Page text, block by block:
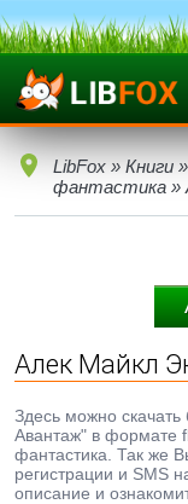
LibFox » Книги »
фантастика »
Алек Майкл
Здесь можно
Авантаж" в формате
фантастика. Так же
регистрации и SMS
описание и